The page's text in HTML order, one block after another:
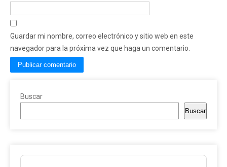
Guardar mi nombre, correo electrónico y sitio web en este
navegador para la próxima vez que haga un comentario.
Buscar
Buscar